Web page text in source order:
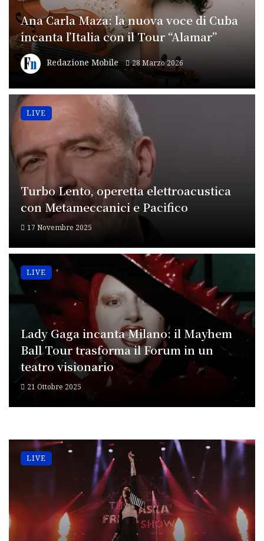
Ana Carla Maza: la nuova voce di Cuba
incanta l’Italia con il Tour “Alamar”
Redazione Mobile 28 Marzo 2026
Turbo Lento, operetta elettroacustica
con Metameccanici e Pacifico
17 Novembre 2025
LIVE
Lady Gaga incanta Milano: il Mayhem
Ball Tour trasforma il Forum in un
teatro visionario
21 Ottobre 2025
LIVE
LIVE